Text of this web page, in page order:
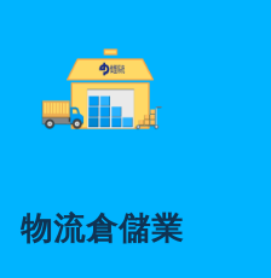
物流倉儲業